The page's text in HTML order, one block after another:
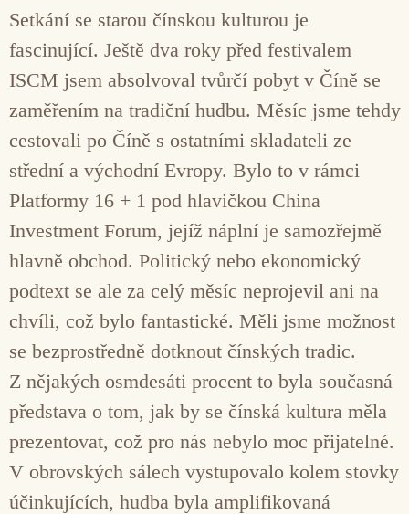
Setkání se starou čínskou kulturou je
fascinující. Ještě dva roky před festivalem
ISCM jsem absolvoval tvůrčí pobyt v Číně se
zaměřením na tradiční hudbu. Měsíc jsme tehdy
cestovali po Číně s ostatními skladateli ze
střední a východní Evropy. Bylo to v rámci
Platformy 16 + 1 pod hlavičkou China
Investment Forum, jejíž náplní je samozřejmě
hlavně obchod. Politický nebo ekonomický
podtext se ale za celý měsíc neprojevil ani na
chvíli, což bylo fantastické. Měli jsme možnost
se bezprostředně dotknout čínských tradic.
Z nějakých osmdesáti procent to byla současná
představa o tom, jak by se čínská kultura měla
prezentovat, což pro nás nebylo moc přijatelné.
V obrovských sálech vystupovalo kolem stovky
účinkujících, hudba byla amplifikovaná